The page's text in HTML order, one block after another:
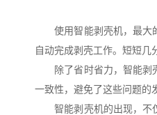
使用智能剥壳机，最大的
自动完成剥壳工作。短短几
除了省时省力，智能剥壳
一致性，避免了这些问题的
智能剥壳机的出现，不仅